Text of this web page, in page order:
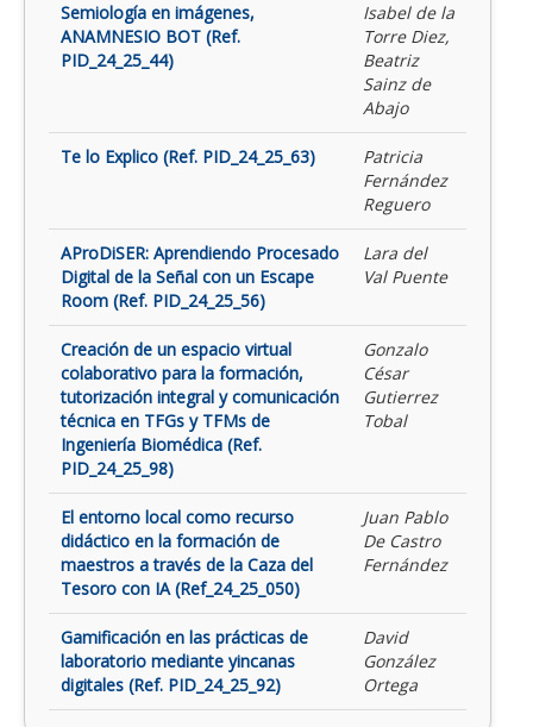
Semiología en imágenes,
ANAMNESIO BOT (Ref.
PID_24_25_44)
Isabel de la
Torre Diez,
Beatriz
Sainz de
Abajo
Te lo Explico (Ref. PID_24_25_63)
Patricia
Fernández
Reguero
AProDiSER: Aprendiendo Procesado
Digital de la Señal con un Escape
Room (Ref. PID_24_25_56)
Lara del
Val Puente
Creación de un espacio virtual
colaborativo para la formación,
tutorización integral y comunicación
técnica en TFGs y TFMs de
Ingeniería Biomédica (Ref.
PID_24_25_98)
Gonzalo
César
Gutierrez
Tobal
El entorno local como recurso
didáctico en la formación de
maestros a través de la Caza del
Tesoro con IA (Ref_24_25_050)
Juan Pablo
De Castro
Fernández
Gamificación en las prácticas de
laboratorio mediante yincanas
digitales (Ref. PID_24_25_92)
David
González
Ortega